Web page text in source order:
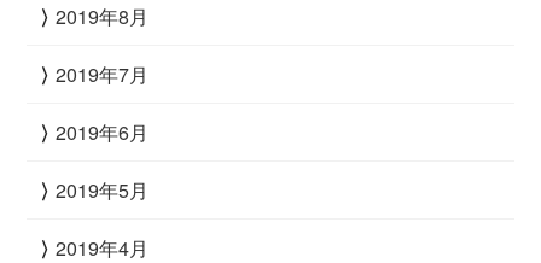
2019年8月
2019年7月
2019年6月
2019年5月
2019年4月